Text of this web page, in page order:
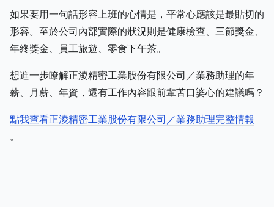
如果要用一句話形容上班的心情是，平常心應該是最貼切的
形容。至於公司內部實際的狀況則是健康檢查、三節獎金、
年終獎金、員工旅遊、零食下午茶。
想進一步瞭解正淩精密工業股份有限公司／業務助理的年
薪、月薪、年資，還有工作內容跟前輩苦口婆心的建議嗎？
點我查看正淩精密工業股份有限公司／業務助理完整情報
。